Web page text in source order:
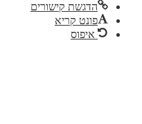
הדגשת קישורים
פונט קריא
איפוס